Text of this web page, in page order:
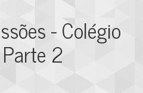
- Colégio
2